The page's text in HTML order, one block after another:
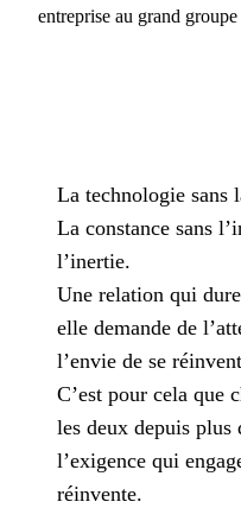
entreprise au grand
La technologie sans
La constance sans
l’inertie.
Une relation qui
elle demande de
l’envie de se
C’est pour cela que
les deux depuis plus
l’exigence qui
réinvente.